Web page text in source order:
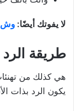
لا يفوتك أيضًا: وش
طريقة
هي كذلك من
يكون الرد بذات